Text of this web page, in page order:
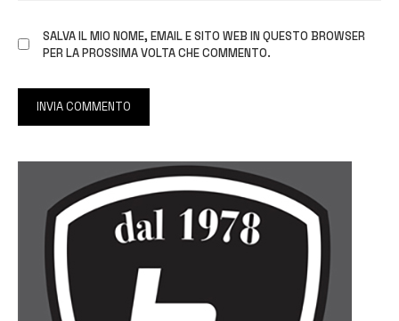
SALVA IL MIO NOME, EMAIL E SITO WEB IN QUESTO BROWSER
PER LA PROSSIMA VOLTA CHE COMMENTO.